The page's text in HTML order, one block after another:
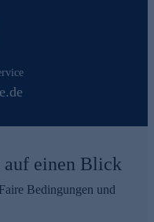
auf einen Blick
Bedingungen und